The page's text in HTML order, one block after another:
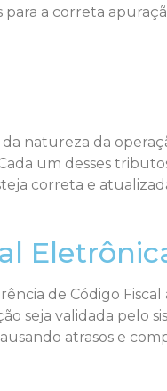
para a correta
natureza da
um desses
correta e
de Código Fiscal
seja validada pelo
atrasos e